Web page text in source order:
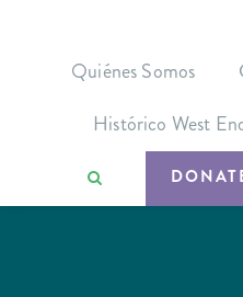
Quiénes Somos
Histórico West